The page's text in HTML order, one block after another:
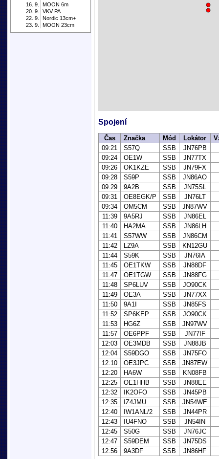
16. 9.
MOON 6m
20. 9.
VKV PA
22. 9.
Nordic 13cm+
23. 9.
MOON 23cm
Spojení
Čas Značka Mód Lokátor
09:21
S57Q SSB
JN76PB
09:24
OE1W SSB
JN77TX
09:26
OK1KZE SSB
JN79FX
09:28
S59P SSB
JN86AO
09:29
9A2B SSB
JN75SL
09:31
OE8EGK/P SSB
JN76LT
09:34
OM5CM SSB
JN87WV
11:39
9A5RJ SSB
JN86EL
11:40
HA2MA SSB
JN86LH
11:41
S57WW SSB
JN86CM
11:42
LZ9A SSB
KN12GU
11:44
S59K SSB
JN76IA
11:45
OE1TKW SSB
JN88DF
11:47
OE1TGW SSB
JN88FG
11:48
SP6LUV SSB
JO90CK
11:49
OE3A SSB
JN77XX
11:50
9A1I SSB
JN85FS
11:52
SP6KEP SSB
JO90CK
11:53
HG6Z SSB
JN97WV
11:57
OE6PPF SSB
JN77IF
12:03
OE3MDB SSB
JN88JB
12:04
S59DGO SSB
JN75FO
12:10
OE3JPC SSB
JN87EW
12:20
HA6W SSB
KN08FB
12:25
OE1HHB SSB
JN88EE
12:32
IK2OFO SSB
JN45PB
12:35
IZ4JMU SSB
JN54WE
12:40
IW1ANL/2 SSB
JN44PR
12:43
IU4FNO SSB
JN54IN
12:45
S50G SSB
JN76JC
12:47
S59DEM SSB
JN75DS
12:56
9A3DF SSB JN86HF